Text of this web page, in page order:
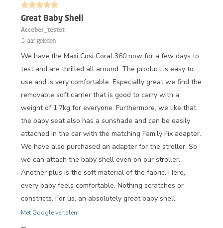
5 van 5 sterren.
Great Baby Shell
Acceber_testet
5 jaar geleden
We have the Maxi Cosi Coral 360 now for a few days to
test and are thrilled all around. The product is easy to
use and is very comfortable. Especially great we find the
removable soft carrier that is good to carry with a
weight of 1.7kg for everyone. Furthermore, we like that
the baby seat also has a sunshade and can be easily
attached in the car with the matching Family Fix adapter.
We have also purchased an adapter for the stroller. So
we can attach the baby shell even on our stroller.
Another plus is the soft material of the fabric. Here,
every baby feels comfortable. Nothing scratches or
constricts. For us, an absolutely great baby shell.
Met Google vertalen